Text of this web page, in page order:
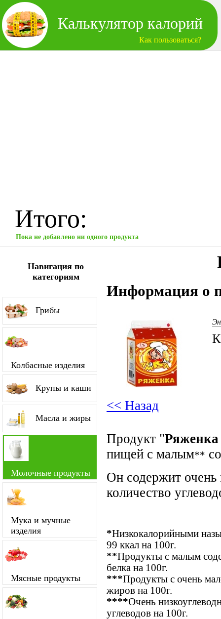
Калькулятор калорий
Как пользоваться?
Итого:
Пока не добавлено ни одного продукта
Навигация по
категориям
Грибы
Колбасные изделия
Крупы и каши
Масла и жиры
Молочные продукты
Мука и мучные
изделия
Мясные продукты
Информация о
<< Назад
Продукт "
пищей с малым**
Он содержит очень
количество
*Низкокалорийными
99 ккал на 100г.
**Продукты с малым
белка на 100г.
***Продукты с очень
жиров на 100г.
****Очень
углеводов на 100г.